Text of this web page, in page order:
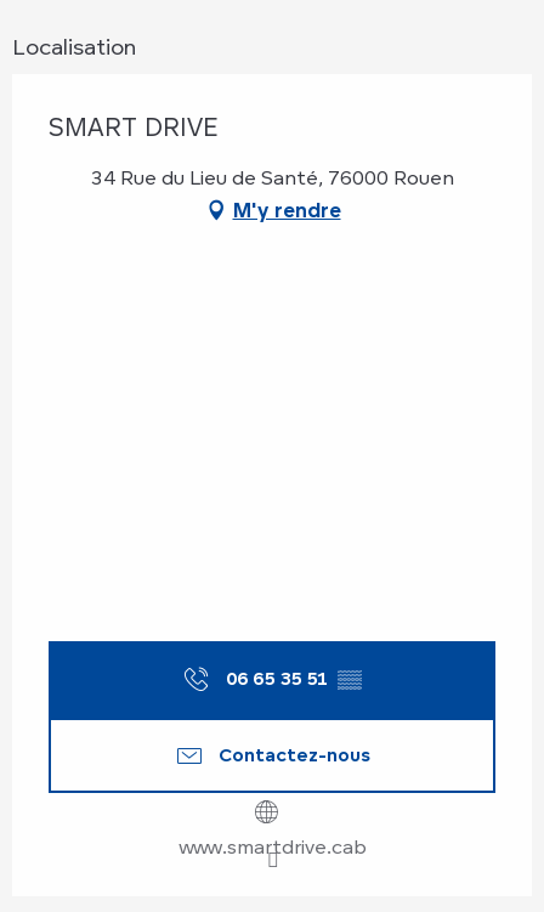
Localisation
SMART DRIVE
34 Rue du Lieu de Santé, 76000 Rouen
M'y rendre
06 65 35 51 ▒▒
Contactez-nous
www.smartdrive.cab